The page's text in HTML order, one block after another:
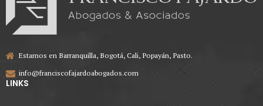
Estamos en Barranquilla, Bogotá, Cali, Popayán, Pasto.
info@franciscofajardoabogados.com
LINKS